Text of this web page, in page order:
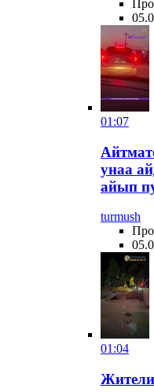
01:07
унаа
айып
turmush
01:04